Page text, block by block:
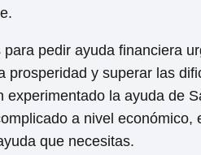
pedir ayuda financiera
y superar las
la ayuda de
a nivel
que necesitas.